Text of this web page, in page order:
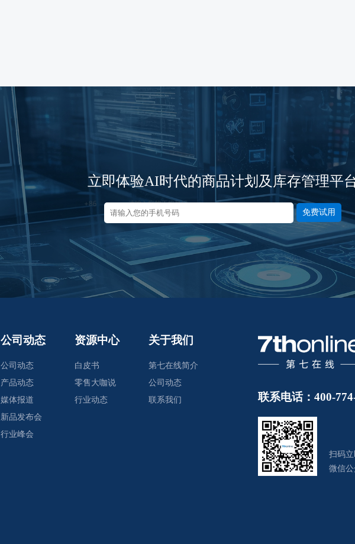
立即体验AI时代的商品计划及库存管理平
免费试用
公司动态
公司动态
产品动态
媒体报道
新品发布会
行业峰会
资源中心
白皮书
零售大咖说
行业动态
关于我们
第七在线简介
公司动态
联系我们
联系电话：400-
扫码
微信